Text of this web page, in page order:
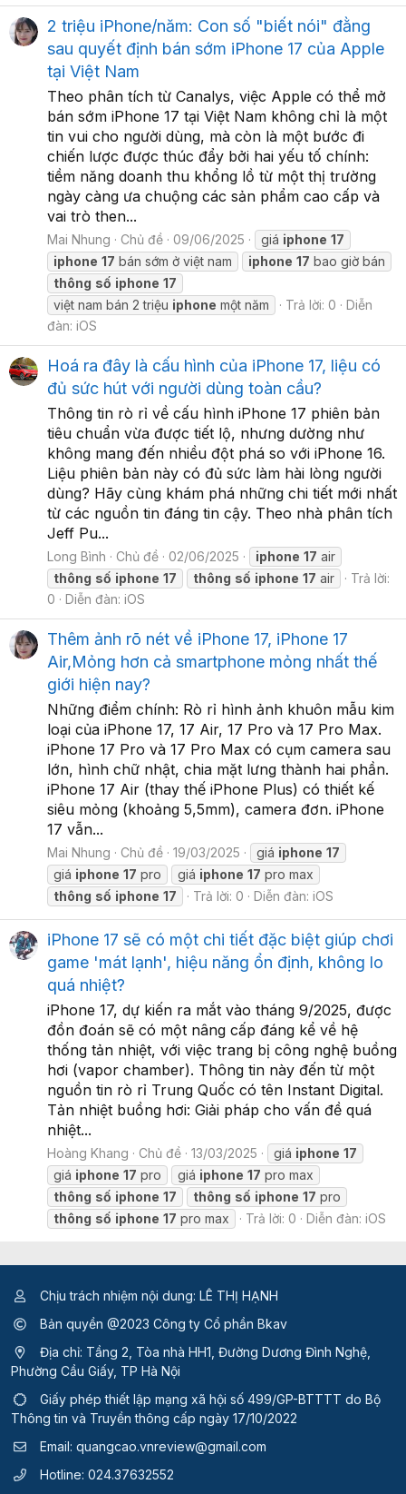
2 triệu iPhone/năm: Con số "biết nói" đằng
sau quyết định bán sớm iPhone 17 của Apple
tại Việt Nam
Theo phân tích từ Canalys, việc Apple có thể mở
bán sớm iPhone 17 tại Việt Nam không chỉ là một
tin vui cho người dùng, mà còn là một bước đi
chiến lược được thúc đẩy bởi hai yếu tố chính:
tiềm năng doanh thu khổng lồ từ một thị trường
ngày càng ưa chuộng các sản phẩm cao cấp và
vai trò then...
Mai Nhung Chủ đề 09/06/2025 giá iphone 17
iphone 17 bán sớm ở việt nam iphone 17 bao giờ bán
thông số iphone 17
việt nam bán 2 triệu iphone một năm Trả lời: 0
Diễn
đàn: iOS
Hoá ra đây là cấu hình của iPhone 17, liệu có
đủ sức hút với người dùng toàn cầu?
Thông tin rò rỉ về cấu hình iPhone 17 phiên bản
tiêu chuẩn vừa được tiết lộ, nhưng dường như
không mang đến nhiều đột phá so với iPhone 16.
Liệu phiên bản này có đủ sức làm hài lòng người
dùng? Hãy cùng khám phá những chi tiết mới nhất
từ các nguồn tin đáng tin cậy. Theo nhà phân tích
Jeff Pu...
Long Bình Chủ đề 02/06/2025 iphone 17 air
thông số iphone 17 thông số iphone 17 air
Trả lời:
0
Diễn đàn: iOS
Thêm ảnh rõ nét về iPhone 17, iPhone 17
Air,Mỏng hơn cả smartphone mỏng nhất thế
giới hiện nay?
Những điểm chính: Rò rỉ hình ảnh khuôn mẫu kim
loại của iPhone 17, 17 Air, 17 Pro và 17 Pro Max.
iPhone 17 Pro và 17 Pro Max có cụm camera sau
lớn, hình chữ nhật, chia mặt lưng thành hai phần.
iPhone 17 Air (thay thế iPhone Plus) có thiết kế
siêu mỏng (khoảng 5,5mm), camera đơn. iPhone
17 vẫn...
Mai Nhung Chủ đề 19/03/2025 giá iphone 17
giá iphone 17 pro giá iphone 17 pro max
thông số iphone 17 Trả lời: 0 Diễn đàn: iOS
iPhone 17 sẽ có một chi tiết đặc biệt giúp chơi
game 'mát lạnh', hiệu năng ổn định, không lo
quá nhiệt?
iPhone 17, dự kiến ra mắt vào tháng 9/2025, được
đồn đoán sẽ có một nâng cấp đáng kể về hệ
thống tản nhiệt, với việc trang bị công nghệ buồng
hơi (vapor chamber). Thông tin này đến từ một
nguồn tin rò rỉ Trung Quốc có tên Instant Digital.
Tản nhiệt buồng hơi: Giải pháp cho vấn đề quá
nhiệt...
Hoàng Khang Chủ đề 13/03/2025 giá iphone 17
giá iphone 17 pro giá iphone 17 pro max
thông số iphone 17 thông số iphone 17 pro
thông số iphone 17 pro max Trả lời: 0 Diễn đàn: iOS
Chịu trách nhiệm nội dung: LÊ THỊ HẠNH
Bản quyền @2023 Công ty Cổ phần Bkav
Địa chỉ: Tầng 2, Tòa nhà HH1, Đường Dương Đình Nghệ,
Phường Cầu Giấy, TP Hà Nội
Giấy phép thiết lập mạng xã hội số 499/GP-BTTTT do Bộ
Thông tin và Truyền thông cấp ngày 17/10/2022
Email: quangcao.vnreview@gmail.com
Hotline: 024.37632552